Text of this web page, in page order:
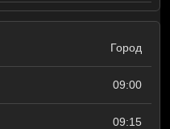
Город
09:00
09:15